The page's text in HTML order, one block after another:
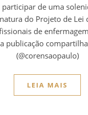
participar de uma
do Projeto de Lei
de
publicação
(@corensaopaulo)
LEIA MAIS